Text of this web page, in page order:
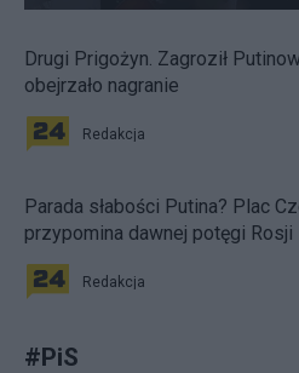
Drugi Prigożyn. Zagroził
obejrzało nagranie
Redakcja
Parada słabości Putina? Plac
przypomina dawnej potęgi Rosji
Redakcja
#PiS